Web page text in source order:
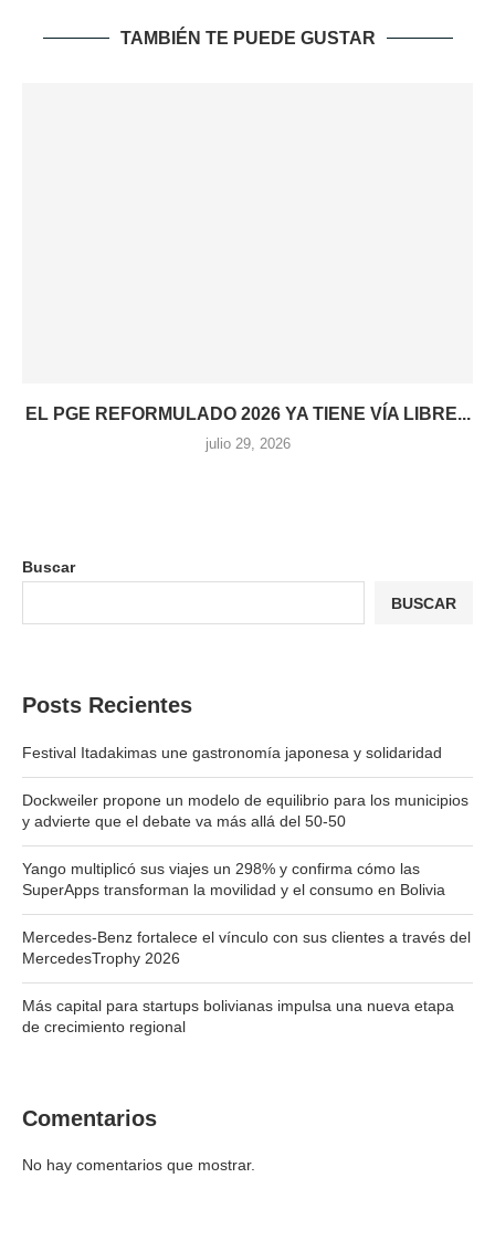
TAMBIÉN TE PUEDE GUSTAR
EL PGE REFORMULADO 2026 YA TIENE VÍA LIBRE...
julio 29, 2026
Buscar
BUSCAR
Posts Recientes
Festival Itadakimas une gastronomía japonesa y solidaridad
Dockweiler propone un modelo de equilibrio para los municipios
y advierte que el debate va más allá del 50-50
Yango multiplicó sus viajes un 298% y confirma cómo las
SuperApps transforman la movilidad y el consumo en Bolivia
Mercedes-Benz fortalece el vínculo con sus clientes a través del
MercedesTrophy 2026
Más capital para startups bolivianas impulsa una nueva etapa
de crecimiento regional
Comentarios
No hay comentarios que mostrar.